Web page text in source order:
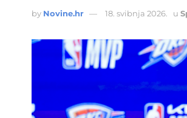
by Novine.hr 18. svibnja 2026. u